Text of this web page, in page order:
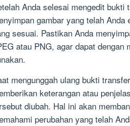
Anda selesai mengedit
gambar yang telah
sesuai. Pastikan Anda
atau PNG, agar dapat dengan
mengunggah ulang bukti
keterangan atau
diubah. Hal ini akan
perubahan yang telah